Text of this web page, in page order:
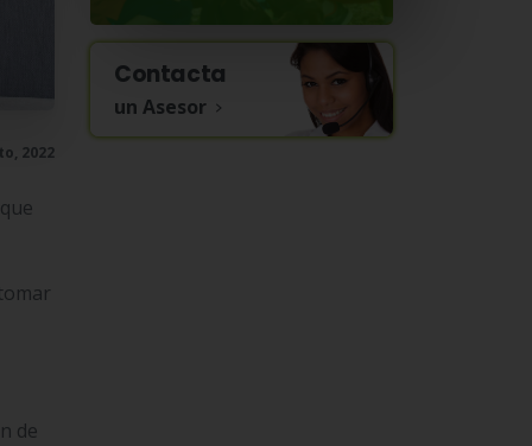
2022
de
Contacta
un Asesor